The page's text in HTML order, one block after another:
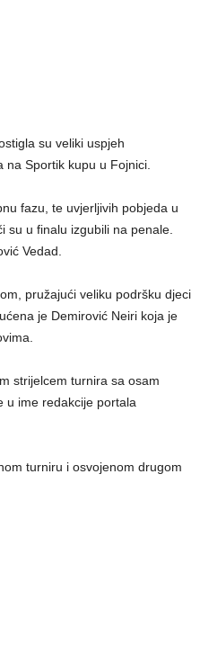
su veliki uspjeh
Sportik kupu u Fojnici.
fazu, te uvjerljivih pobjeda u
su u finalu izgubili na penale.
Vedad.
pružajući veliku podršku djeci
je Demirović Neiri koja je
strijelcem turnira sa osam
u ime redakcije portala
turniru i osvojenom drugom